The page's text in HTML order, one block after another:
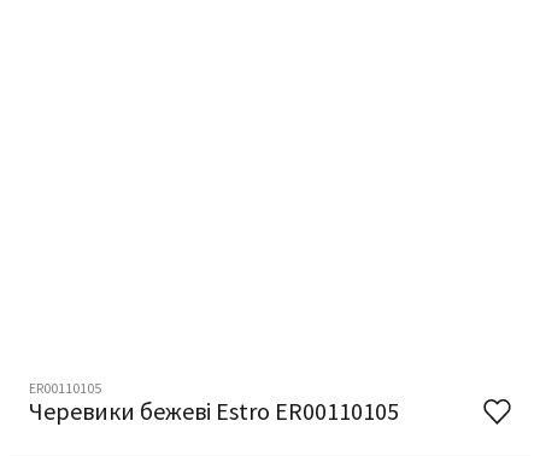
ER00110105
Черевики бежеві Estro ER00110105